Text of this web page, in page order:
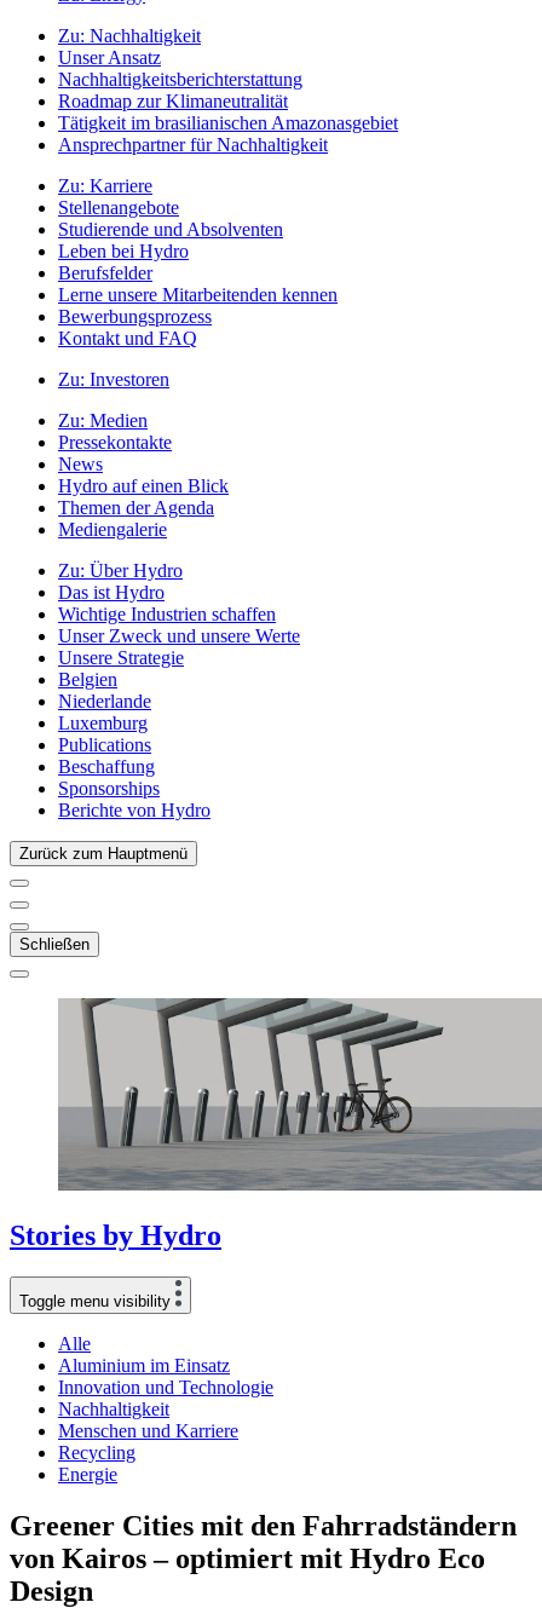
Zu: Nachhaltigkeit
Unser Ansatz
Nachhaltigkeitsberichterstattung
Roadmap zur Klimaneutralität
Tätigkeit im brasilianischen Amazonasgebiet
Ansprechpartner für Nachhaltigkeit
Zu: Karriere
Stellenangebote
Studierende und Absolventen
Leben bei Hydro
Berufsfelder
Lerne unsere Mitarbeitenden kennen
Bewerbungsprozess
Kontakt und FAQ
Zu: Investoren
Zu: Medien
Pressekontakte
News
Hydro auf einen Blick
Themen der Agenda
Mediengalerie
Zu: Über Hydro
Das ist Hydro
Wichtige Industrien schaffen
Unser Zweck und unsere Werte
Unsere Strategie
Belgien
Niederlande
Luxemburg
Publications
Beschaffung
Sponsorships
Berichte von Hydro
Zurück zum Hauptmenü
Schließen
Stories by Hydro
Toggle menu visibility
Alle
Aluminium im Einsatz
Innovation und Technologie
Nachhaltigkeit
Menschen und Karriere
Recycling
Energie
Greener Cities mit den Fahrradständern
von Kairos – optimiert mit Hydro Eco
Design